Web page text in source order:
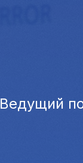
Ведущий